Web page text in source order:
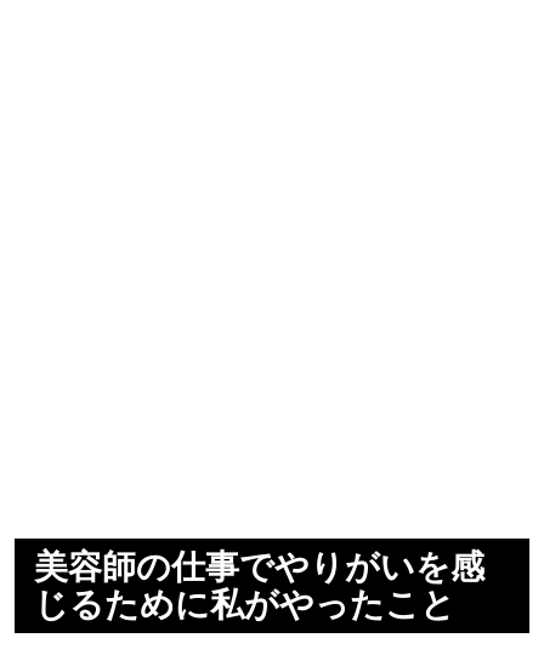
美容師の仕事でやりがいを感
じるために私がやったこと